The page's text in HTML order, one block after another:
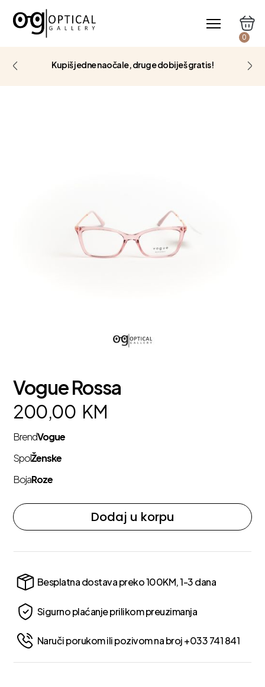
0
Kupiš jedne naočale, druge dobiješ gratis!
Vogue Rossa
200,00 KM
BrendVogue
SpolŽenske
BojaRoze
Dodaj u korpu
Besplatna dostava preko 100KM, 1-3 dana
Sigurno plaćanje prilikom preuzimanja
Naruči porukom ili pozivom na broj +033 741 841